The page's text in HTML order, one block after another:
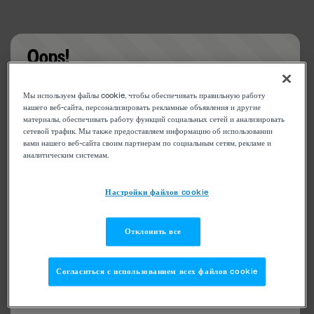
Oops!
Something went wrong. Please try refreshing the
app
Мы используем файлы cookie, чтобы обеспечивать правильную работу
нашего веб-сайта, персонализировать рекламные объявления и другие
материалы, обеспечивать работу функций социальных сетей и анализировать
сетевой трафик. Мы также предоставляем информацию об использовании
вами нашего веб-сайта своим партнерам по социальным сетям, рекламе и
аналитическим системам.
Настройки файлов cookie
Отклонить все
Согласиться с использованием всех файлов cookie